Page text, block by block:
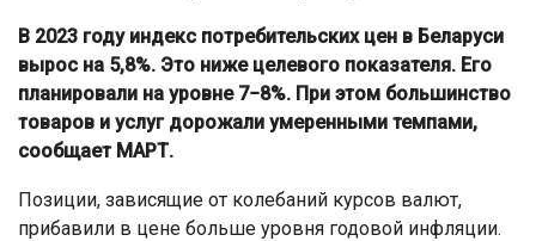
В 2023 году индекс потребительских цен в Беларуси
вырос на 5,8%. Это ниже целевого показателя. Его
планировали на уровне 7−8%. При этом большинство
товаров и услуг дорожали умеренными темпами,
сообщает МАРТ.
Позиции, зависящие от колебаний курсов валют,
прибавили в цене больше уровня годовой инфляции.